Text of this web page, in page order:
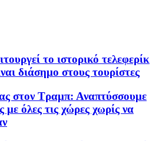
το ιστορικό τελεφερίκ
διάσημο στους τουρίστες
στον Τραμπ: Αναπτύσσουμε
με όλες τις χώρες χωρίς να